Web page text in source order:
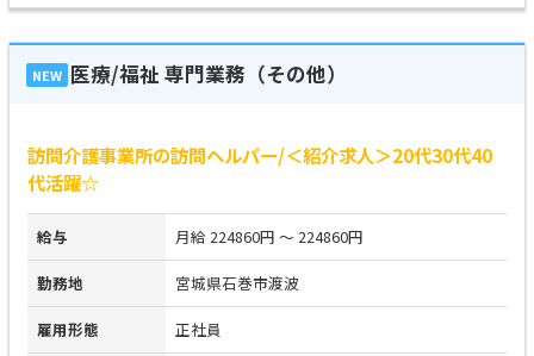
NEW 医療/福祉 専門業務（その他）
訪問介護事業所の訪問ヘルパー/＜紹介求人＞20代30代40
代活躍☆
給与 月給 224860円 ～ 224860円
勤務地 宮城県石巻市渡波
雇用形態 正社員